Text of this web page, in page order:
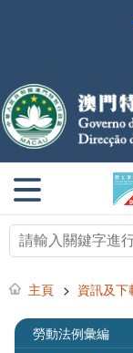
主頁 > 資訊及下
勞動法例彙編